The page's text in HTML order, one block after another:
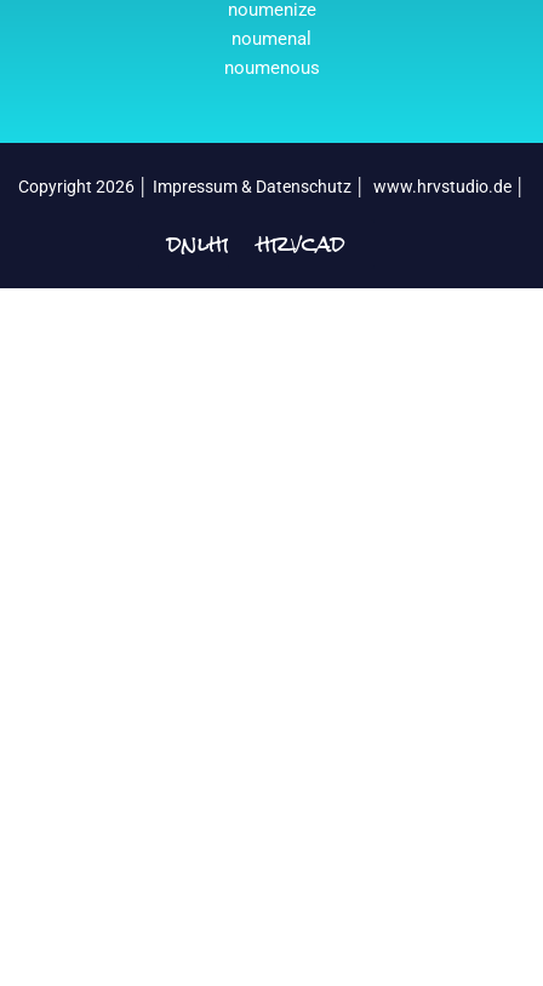
noumenize
noumenal
noumenous
Copyright 2026 │ Impressum & Datenschutz│ www.hrvstudio.de│
dnlhrv │hrvcad